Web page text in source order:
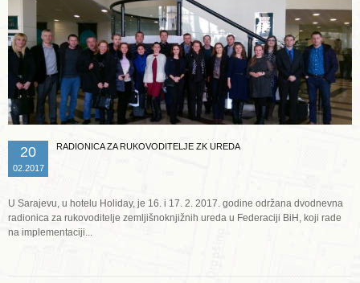
20
02.2017
RADIONICA ZA RUKOVODITELJE ZK UREDA
U Sarajevu, u hotelu Holiday, je 16. i 17. 2. 2017. godine održana dvodnevna
radionica za rukovoditelje zemljišnoknjižnih ureda u Federaciji BiH, koji rade
na implementaciji...